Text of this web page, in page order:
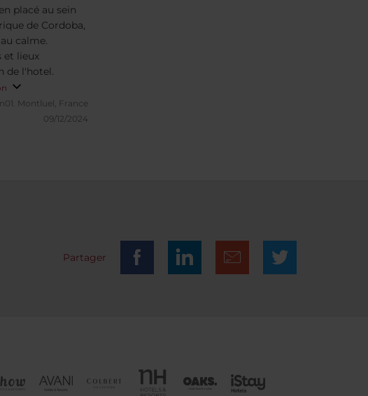
placé au sein
de Cordoba,
calme.
et lieux
de l'hotel.
Montluel, France
09/12/2024
Partager